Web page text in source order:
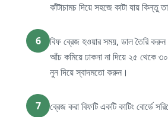
কাঁটাচামচ দিয়ে সহজে কাটা যায় কিন্তু
6
বিফ ব্রেজ হওয়ার সময়, ডাল তৈরি
আঁচ কমিয়ে ঢাকনা না দিয়ে ২৫ থেকে
নুন দিয়ে স্বাদমতো করুন।
7
ব্রেজ করা বিফটি একটি কাটিং বোর্ডে